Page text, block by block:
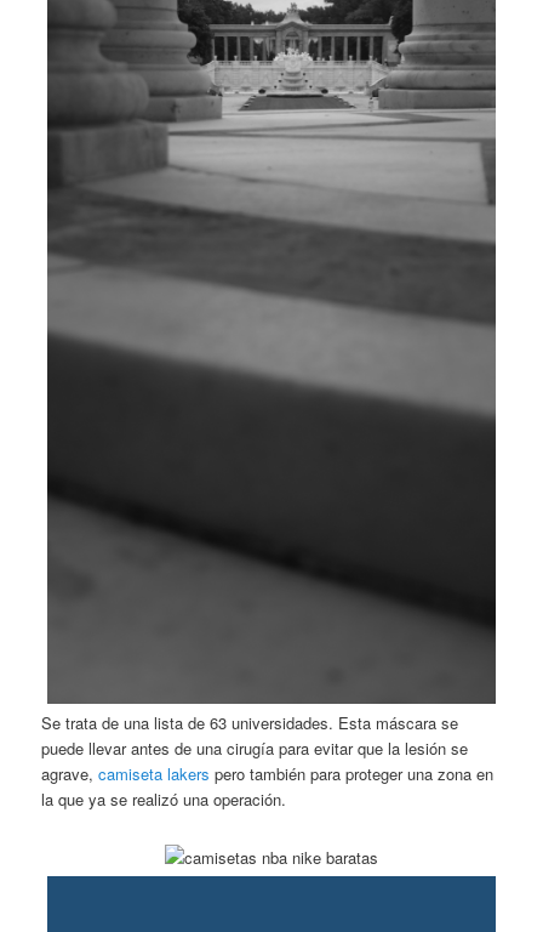
Se trata de una lista de 63 universidades. Esta máscara se
puede llevar antes de una cirugía para evitar que la lesión se
agrave,camiseta lakers pero también para proteger una zona en
la que ya se realizó una operación.